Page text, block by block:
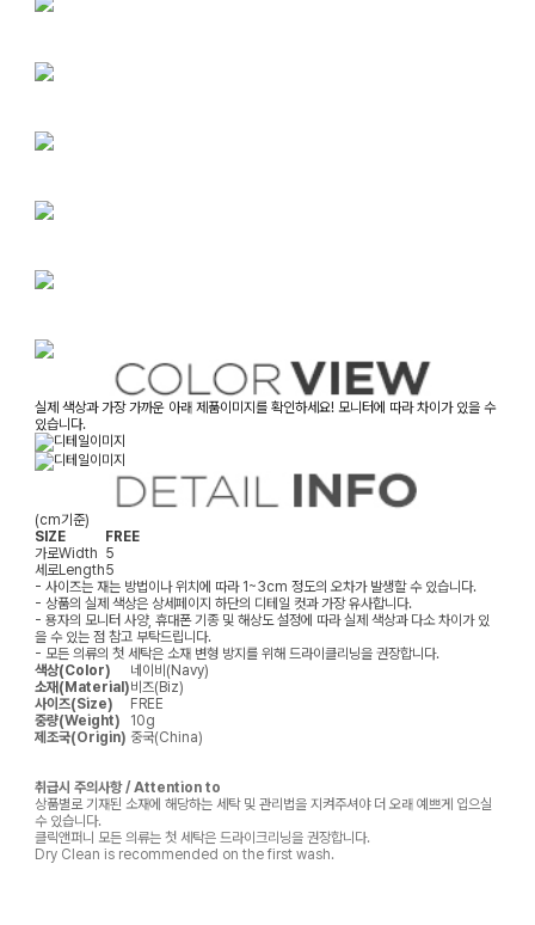
실제 색상과 가장 가까운 아래 제품이미지를 확인하세요! 모니터에 따라 차이가 있을 수
있습니다.
(cm기준)
SIZE
FREE
가로Width 5
세로Length5
- 사이즈는 재는 방법이나 위치에 따라 1~3cm 정도의 오차가 발생할 수 있습니다.
- 상품의 실제 색상은 상세페이지 하단의 디테일 컷과 가장 유사합니다.
- 용자의 모니터 사양, 휴대폰 기종 및 해상도 설정에 따라 실제 색상과 다소 차이가 있
을 수 있는 점 참고 부탁드립니다.
- 모든 의류의 첫 세탁은 소재 변형 방지를 위해 드라이클리닝을 권장합니다.
색상(Color)
네이비(Navy)
소재(Material)비즈(Biz)
사이즈(Size)
FREE
중량(Weight)
10g
제조국(Origin) 중국(China)
취급시 주의사항 / Attention to
상품별로 기재된 소재에 해당하는 세탁 및 관리법을 지켜주셔야 더 오래 예쁘게 입으실
수 있습니다.
클릭앤퍼니 모든 의류는 첫 세탁은 드라이크리닝을 권장합니다.
Dry Clean is recommended on the first wash.